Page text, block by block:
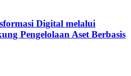
Digital melalui
Pengelolaan Aset Berbasis